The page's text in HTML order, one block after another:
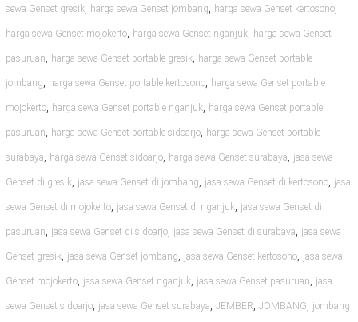
sewa Genset gresik, harga sewa Genset jombang, harga sewa Genset kertosono,
harga sewa Genset mojokerto, harga sewa Genset nganjuk, harga sewa Genset
pasuruan, harga sewa Genset portable gresik, harga sewa Genset portable
jombang, harga sewa Genset portable kertosono, harga sewa Genset portable
mojokerto, harga sewa Genset portable nganjuk, harga sewa Genset portable
pasuruan, harga sewa Genset portable sidoarjo, harga sewa Genset portable
surabaya, harga sewa Genset sidoarjo, harga sewa Genset surabaya, jasa sewa
Genset di gresik, jasa sewa Genset di jombang, jasa sewa Genset di kertosono, jasa
sewa Genset di mojokerto, jasa sewa Genset di nganjuk, jasa sewa Genset di
pasuruan, jasa sewa Genset di sidoarjo, jasa sewa Genset di surabaya, jasa sewa
Genset gresik, jasa sewa Genset jombang, jasa sewa Genset kertosono, jasa sewa
Genset mojokerto, jasa sewa Genset nganjuk, jasa sewa Genset pasuruan, jasa
sewa Genset sidoarjo, jasa sewa Genset surabaya, JEMBER, JOMBANG, jombang